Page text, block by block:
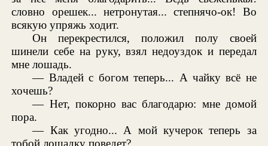
словно орешек... нетронутая... степнячо-ок! Во
всякую упряжь ходит.
Он перекрестился, положил полу своей
шинели себе на руку, взял недоуздок и передал
мне лошадь.
— Владей с богом теперь... А чайку всё не
хочешь?
— Нет, покорно вас благодарю: мне домой
пора.
— Как угодно... А мой кучерок теперь за
тобой лошадку поведет?